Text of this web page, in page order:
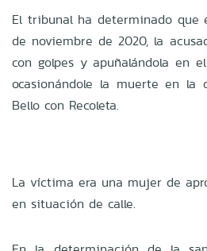
El tribunal ha determinado que
de noviembre de 2020, la
con golpes y apuñalándola en
ocasionándole la muerte en la
Bello con Recoleta.
La víctima era una mujer de
en situación de calle.